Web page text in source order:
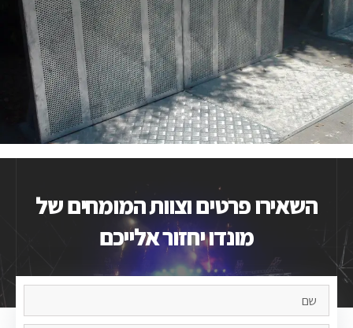
השאירו פרטים וצוות המומחים של
מונדו יחזור אלייכם